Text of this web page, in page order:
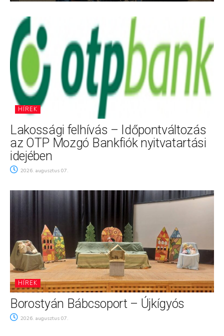
HÍREK
Lakossági felhívás – Időpontváltozás
az OTP Mozgó Bankfiók nyitvatartási
idejében
2026. augusztus 07.
HÍREK
Borostyán Bábcsoport – Újkígyós
2026. augusztus 07.